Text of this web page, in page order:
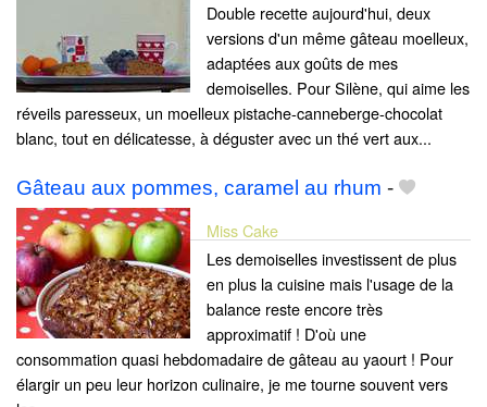
Double recette aujourd'hui, deux
versions d'un même gâteau moelleux,
adaptées aux goûts de mes
demoiselles. Pour Silène, qui aime les
réveils paresseux, un moelleux pistache-canneberge-chocolat
blanc, tout en délicatesse, à déguster avec un thé vert aux...
Gâteau aux pommes, caramel au rhum -
Miss Cake
Les demoiselles investissent de plus
en plus la cuisine mais l'usage de la
balance reste encore très
approximatif ! D'où une
consommation quasi hebdomadaire de gâteau au yaourt ! Pour
élargir un peu leur horizon culinaire, je me tourne souvent vers